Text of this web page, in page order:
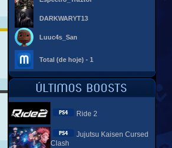
DARKWARYT13
Luuc4s_San
Total (de hoje) - 1
Ride 2
Jujutsu Kaisen Cursed
Clash